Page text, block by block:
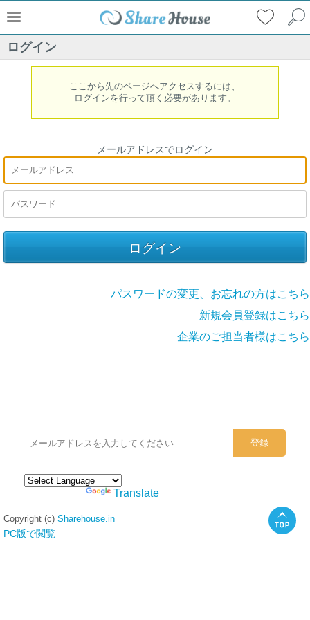
ログイン
ここから先のページへアクセスするには、
ログインを行って頂く必要があります。
メールアドレスでログイン
パスワードの変更、お忘れの方はこちら
新規会員登録はこちら
企業のご担当者様はこちら
Translate
Copyright (c) Sharehouse.in
PC版で閲覧